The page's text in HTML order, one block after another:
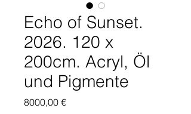
Echo of Sunset.
2026. 120 x
200cm. Acryl, Öl
und Pigmente
8000,00 €Precio